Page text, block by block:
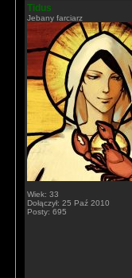
Tidus
Jebany farciarz
Wiek: 33
Dołączył: 25 Paź 2010
Posty: 695